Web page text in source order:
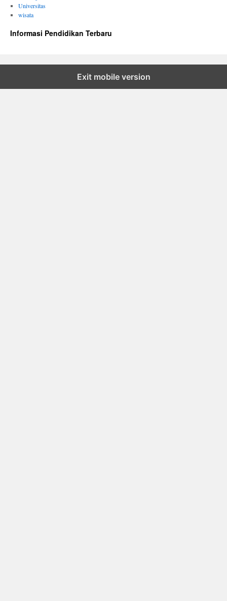
Universitas
wisata
Informasi Pendidikan Terbaru
Exit mobile version